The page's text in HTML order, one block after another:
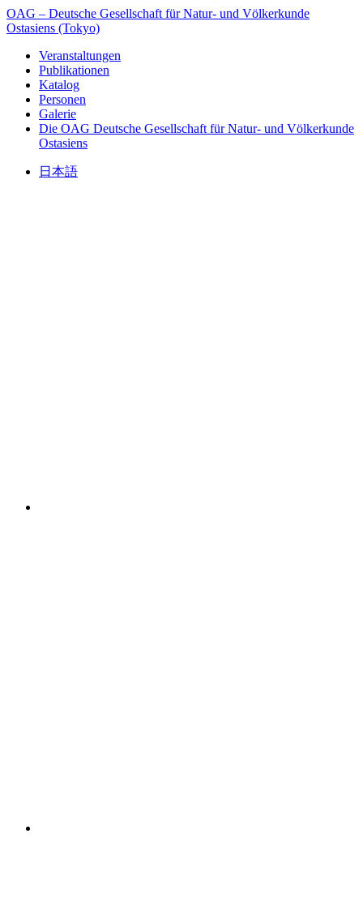
OAG – Deutsche Gesellschaft für Natur- und Völkerkunde
Ostasiens (Tokyo)
Veranstaltungen
Publikationen
Katalog
Personen
Galerie
Die OAG Deutsche Gesellschaft für Natur- und Völkerkunde
Ostasiens
日本語